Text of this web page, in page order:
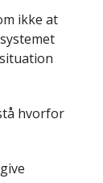
ikke at
hvorfor